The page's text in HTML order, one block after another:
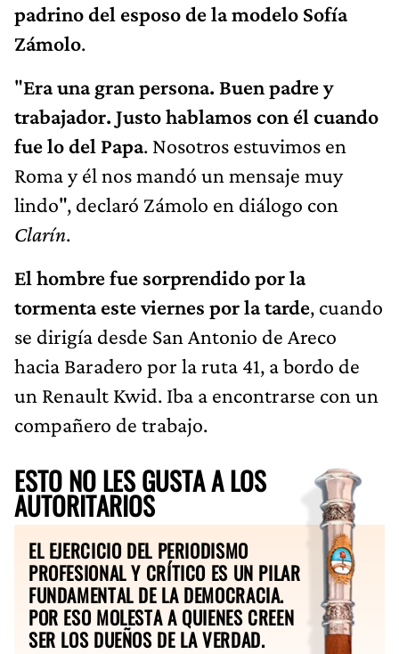
padrino del esposo de la modelo Sofía
Zámolo.
"Era una gran persona. Buen padre y
trabajador. Justo hablamos con él cuando
fue lo del Papa. Nosotros estuvimos en
Roma y él nos mandó un mensaje muy
lindo", declaró Zámolo en diálogo con
Clarín.
El hombre fue sorprendido por la
tormenta este viernes por la tarde, cuando
se dirigía desde San Antonio de Areco
hacia Baradero por la ruta 41, a bordo de
un Renault Kwid. Iba a encontrarse con un
compañero de trabajo.
ESTO NO LES GUSTA A LOS
AUTORITARIOS
EL EJERCICIO DEL PERIODISMO
PROFESIONAL Y CRÍTICO ES UN PILAR
FUNDAMENTAL DE LA DEMOCRACIA.
POR ESO MOLESTA A QUIENES CREEN
SER LOS DUEÑOS DE LA VERDAD.